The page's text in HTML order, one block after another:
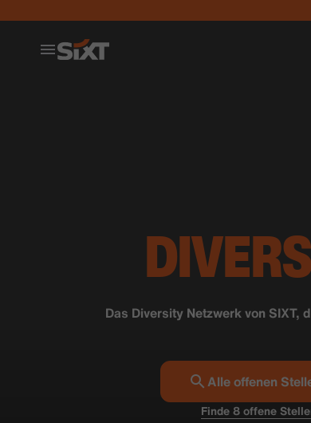
Das Diversity Netzwerk von SIXT,
Alle offenen
Finde 8 offene